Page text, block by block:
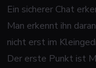
Ein sicherer Chat
Man erkennt ihn
nicht erst im
Der erste Punkt ist